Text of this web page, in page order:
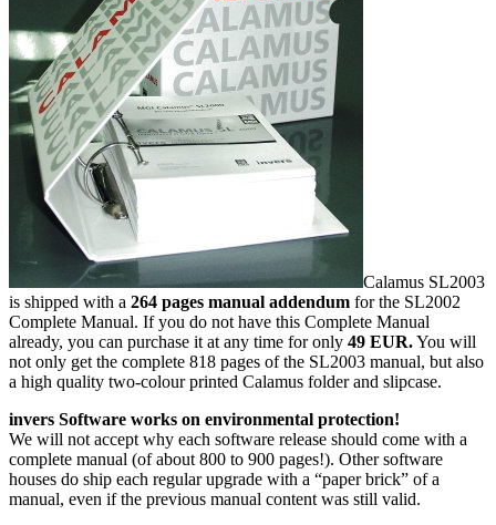
Calamus SL2003
is shipped with a 264 pages manual addendum for the SL2002
Complete Manual. If you do not have this Complete Manual
already, you can purchase it at any time for only 49 EUR.You will
not only get the complete 818 pages of the SL2003 manual, but also
a high quality two-colour printed Calamus folder and slipcase.
invers Software works on environmental protection!
We will not accept why each software release should come with a
complete manual (of about 800 to 900 pages!). Other software
houses do ship each regular upgrade with a
paper brick
of a
manual, even if the previous manual content was still valid.